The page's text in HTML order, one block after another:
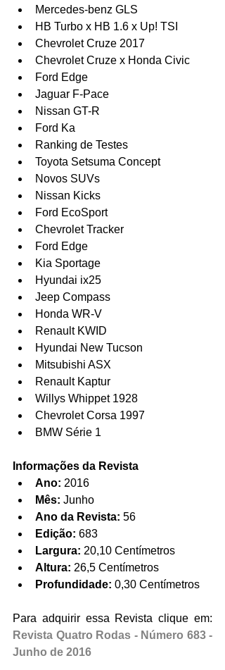
Mercedes-benz GLS
HB Turbo x HB 1.6 x Up! TSI
Chevrolet Cruze 2017
Chevrolet Cruze x Honda Civic
Ford Edge
Jaguar F-Pace
Nissan GT-R
Ford Ka
Ranking de Testes
Toyota Setsuma Concept
Novos SUVs
​Nissan Kicks
Ford EcoSport
Chevrolet Tracker
Ford Edge
Kia Sportage
Hyundai ix25
Jeep Compass
Honda WR-V
Renault KWID
Hyundai New Tucson
Mitsubishi ASX
Renault Kaptur
Willys Whippet 1928
Chevrolet Corsa 1997
BMW Série 1
Informações da Revista
Ano: 2016
Mês: Junho
Ano da Revista: 56
Edição: 683
Largura: 20,10 Centímetros
Altura: 26,5 Centímetros
Profundidade: 0,30 Centímetros
Revista Quatro Rodas - Número 683 -
Junho de 2016